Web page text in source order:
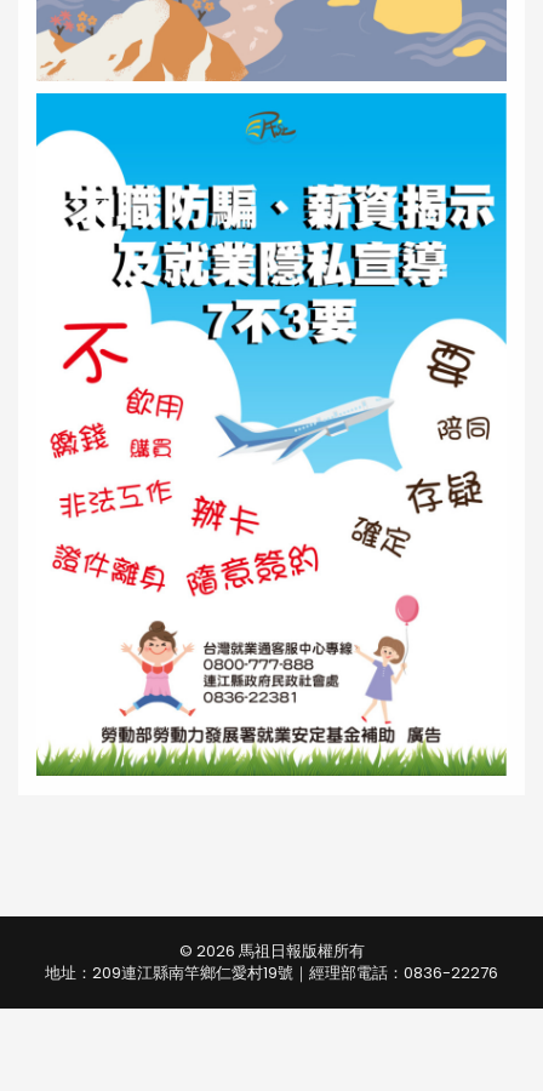
© 2026 馬祖日報版權所有
地址：209連江縣南竿鄉仁愛村19號｜經理部電話：0836-22276